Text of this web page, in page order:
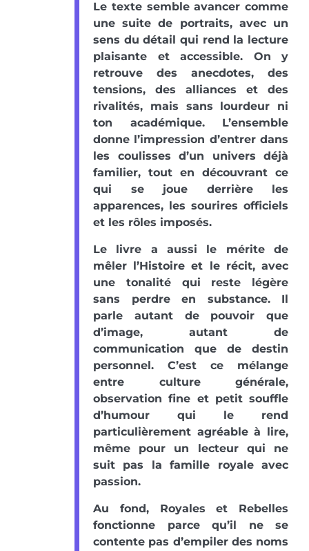
Le texte semble avancer comme
une suite de portraits, avec un
sens du détail qui rend la lecture
plaisante et accessible. On y
retrouve des anecdotes, des
tensions, des alliances et des
rivalités, mais sans lourdeur ni
ton académique. L’ensemble
donne l’impression d’entrer dans
les coulisses d’un univers déjà
familier, tout en découvrant ce
qui se joue derrière les
apparences, les sourires officiels
et les rôles imposés.
Le livre a aussi le mérite de
mêler l’Histoire et le récit, avec
une tonalité qui reste légère
sans perdre en substance. Il
parle autant de pouvoir que
d’image, autant de
communication que de destin
personnel. C’est ce mélange
entre culture générale,
observation fine et petit souffle
d’humour qui le rend
particulièrement agréable à lire,
même pour un lecteur qui ne
suit pas la famille royale avec
passion.
Au fond, Royales et Rebelles
fonctionne parce qu’il ne se
contente pas d’empiler des noms